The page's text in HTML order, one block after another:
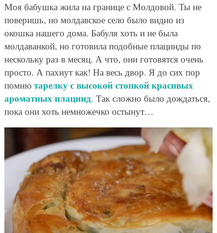
Моя бабушка жила на границе с Молдовой. Ты не
поверишь, но молдавское село было видно из
окошка нашего дома. Бабуля хоть и не была
молдаванкой, но готовила подобные плацинды по
нескольку раз в месяц. А что, они готовятся очень
просто. А пахнут как! На весь двор. Я до сих пор
помню тарелку с высокой стопкой красивых
ароматных плацинд. Так сложно было дождаться,
пока они хоть немножечко остынут…